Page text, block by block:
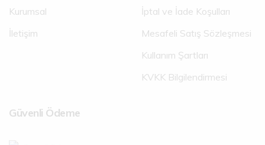
Kurumsal
İletişim
İptal ve İade Koşulları
Mesafeli Satış Sözleşmesi
Kullanım Şartları
KVKK Bilgilendirmesi
Güvenli Ödeme